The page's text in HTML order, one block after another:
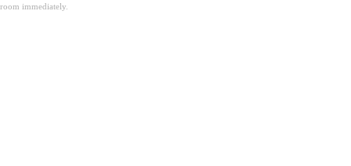
room immediately.